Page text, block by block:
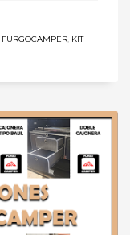
FURGOCAMPER, KIT